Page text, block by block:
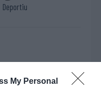
My Personal
Deportiu